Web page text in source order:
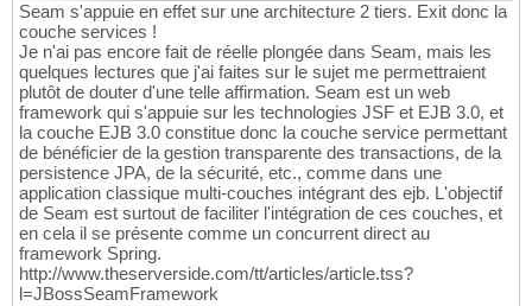
Seam s'appuie en effet sur une architecture 2 tiers. Exit donc la
couche services !
Je n'ai pas encore fait de réelle plongée dans Seam, mais les
quelques lectures que j'ai faites sur le sujet me permettraient
plutôt de douter d'une telle affirmation. Seam est un web
framework qui s'appuie sur les technologies JSF et EJB 3.0, et
la couche EJB 3.0 constitue donc la couche service permettant
de bénéficier de la gestion transparente des transactions, de la
persistence JPA, de la sécurité, etc., comme dans une
application classique multi-couches intégrant des ejb. L'objectif
de Seam est surtout de faciliter l'intégration de ces couches, et
en cela il se présente comme un concurrent direct au
framework Spring.
http://www.theserverside.com/tt/articles/article.tss?
l=JBossSeamFramework